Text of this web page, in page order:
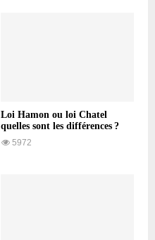
Loi Hamon ou loi Chatel
quelles sont les différences ?
5972